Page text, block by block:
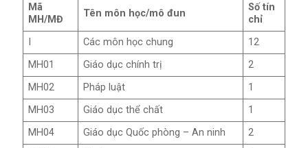
Mã
MH/MĐ
Tên môn học/mô đun
Số tín
chỉ
Các môn học chung
12
MH01
Giáo dục chính trị
2
MH02
Pháp luật
1
MH03
Giáo dục thể chất
1
MH04
Giáo dục Quốc phòng – An ninh
2